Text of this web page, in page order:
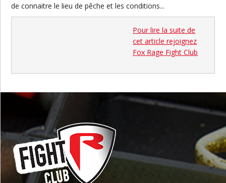
de connaitre le lieu de pêche et les conditions...
Pour lire la suite de
cet article rejoignez
Fox Rage Fight Club